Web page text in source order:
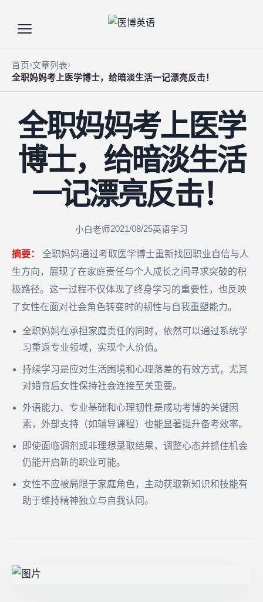
首页 文章列表
全职妈妈考上医学博士，给暗淡生活一记漂亮反击！
全职妈妈考上医学
博士，给暗淡生活
一记漂亮反击！
小白老师2021/08/25英语学习
摘要：
全职妈妈通过考取医学博士重新找回职业自信与人
生方向，展现了在家庭责任与个人成长之间寻求突破的积
极路径。这一过程不仅体现了终身学习的重要性，也反映
了女性在面对社会角色转变时的韧性与自我重塑能力。
全职妈妈在承担家庭责任的同时，依然可以通过系统学
习重返专业领域，实现个人价值。
持续学习是应对生活困境和心理落差的有效方式，尤其
对婚育后女性保持社会连接至关重要。
外语能力、专业基础和心理韧性是成功考博的关键因
素，外部支持（如辅导课程）也能显著提升备考效率。
即使面临调剂或非理想录取结果，调整心态并抓住机会
仍能开启新的职业可能。
女性不应被局限于家庭角色，主动获取新知识和技能有
助于维持精神独立与自我认同。